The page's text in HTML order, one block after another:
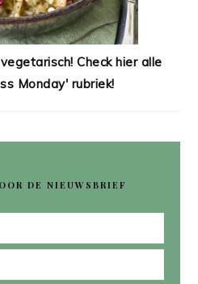
Check hier alle
Monday' rubriek!
DE NIEUWSBRIEF